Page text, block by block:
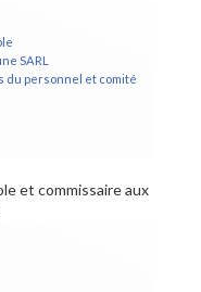
SARL
du personnel et comité
et commissaire aux